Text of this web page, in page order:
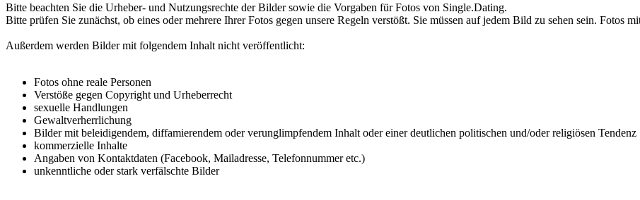
Bitte beachten Sie die Urheber- und Nutzungsrechte der Bilder sowie die Vorgaben für Fotos von Single.Dating.
Bitte prüfen Sie zunächst, ob eines oder mehrere Ihrer Fotos gegen unsere Regeln verstößt. Sie müssen auf jedem Bild zu sehen sein. Fotos
Außerdem werden Bilder mit folgendem Inhalt nicht veröffentlicht:
Fotos ohne reale Personen
Verstöße gegen Copyright und Urheberrecht
sexuelle Handlungen
Gewaltverherrlichung
Bilder mit beleidigendem, diffamierendem oder verunglimpfendem Inhalt oder einer deutlichen politischen und/oder religiösen Tendenz
kommerzielle Inhalte
Angaben von Kontaktdaten (Facebook, Mailadresse, Telefonnummer etc.)
unkenntliche oder stark verfälschte Bilder